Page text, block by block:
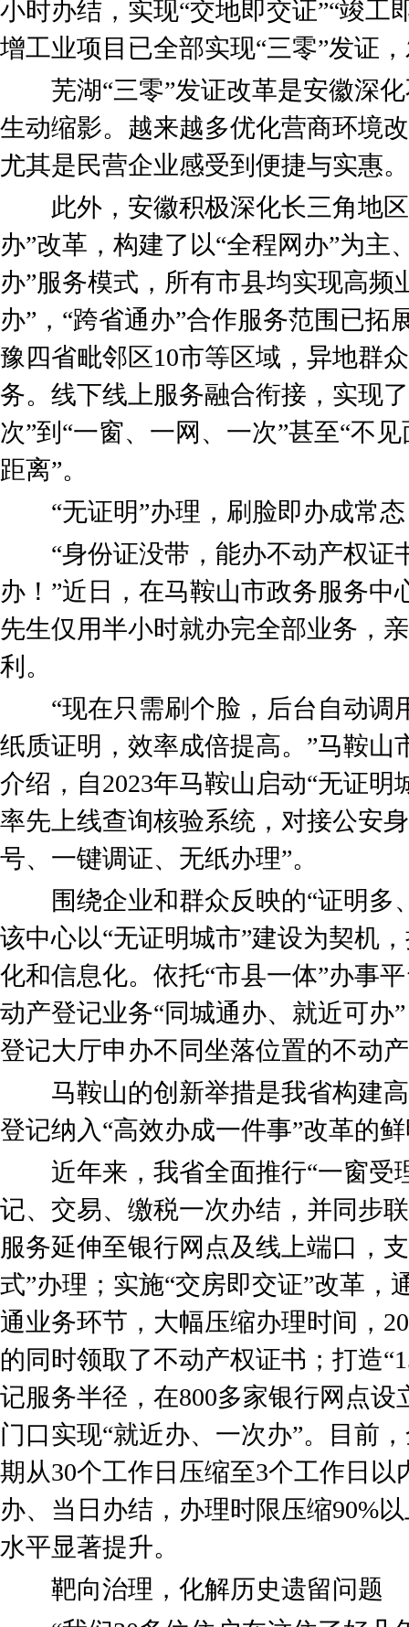
小时办结，实现“交地即交证”“竣工
增工业项目已全部实现“三零”发证
芜湖“三零”发证改革是安徽深化
生动缩影。越来越多优化营商环境
尤其是民营企业感受到便捷与实惠。
此外，安徽积极深化长三角地区
办”改革，构建了以“全程网办”为主
办”服务模式，所有市县均实现高频
办”，“跨省通办”合作服务范围已拓
豫四省毗邻区10市等区域，异地群
务。线下线上服务融合衔接，实现
次”到“一窗、一网、一次”甚至“不
距离”。
“无证明”办理，刷脸即办成常态
“身份证没带，能办不动产权证
办！”近日，在马鞍山市政务服务中
先生仅用半小时就办完全部业务，
利。
“现在只需刷个脸，后台自动调
纸质证明，效率成倍提高。”马鞍山
介绍，自2023年马鞍山启动“无证
率先上线查询核验系统，对接公安
号、一键调证、无纸办理”。
围绕企业和群众反映的“证明多
该中心以“无证明城市”建设为契机
化和信息化。依托“市县一体”办事
动产登记业务“同城通办、就近可办
登记大厅申办不同坐落位置的不动
马鞍山的创新举措是我省构建高
登记纳入“高效办成一件事”改革的
近年来，我省全面推行“一窗受
记、交易、缴税一次办结，并同步
服务延伸至银行网点及线上端口，
式”办理；实施“交房即交证”改革，
通业务环节，大幅压缩办理时间，
的同时领取了不动产权证书；打造
记服务半径，在800多家银行网点
门口实现“就近办、一次办”。目前
期从30个工作日压缩至3个工作日
办、当日办结，办理时限压缩90%
水平显著提升。
靶向治理，化解历史遗留问题